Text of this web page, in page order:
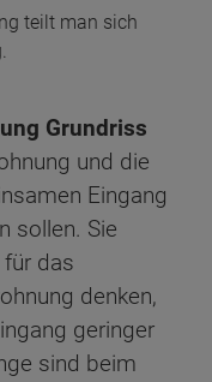
teilt man sich
Grundriss
und die
Eingang
sollen. Sie
das
denken,
geringer
sind beim